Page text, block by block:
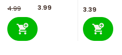
4.99 3.99 3.39